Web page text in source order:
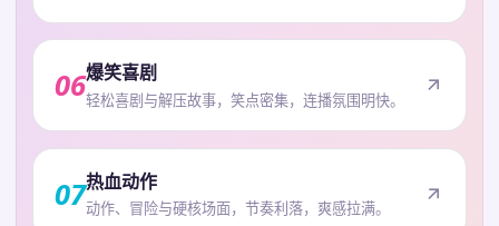
06爆笑喜剧
轻松喜剧与解压故事，笑点密集，连播氛围明快。
07热血动作
动作、冒险与硬核场面，节奏利落，爽感拉满。